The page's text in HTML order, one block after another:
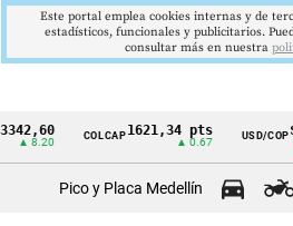
CintilloCOLCAP1621,34 pts USD/COP$4178
▲ 0.42
Pico y Placa Medellín
Este portal emplea cookies internas y de
estadísticos, funcionales y publicitarios.
consultar más en nuestra